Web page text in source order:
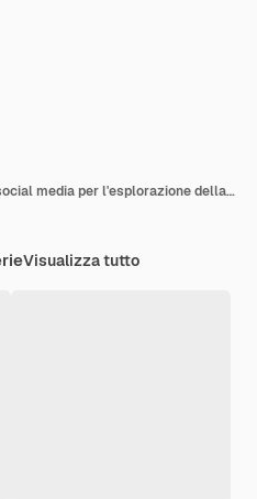
Modello promozionale di social media per l'esplorazione della natura e l'avventura all'aria aperta
Visualizza tutto